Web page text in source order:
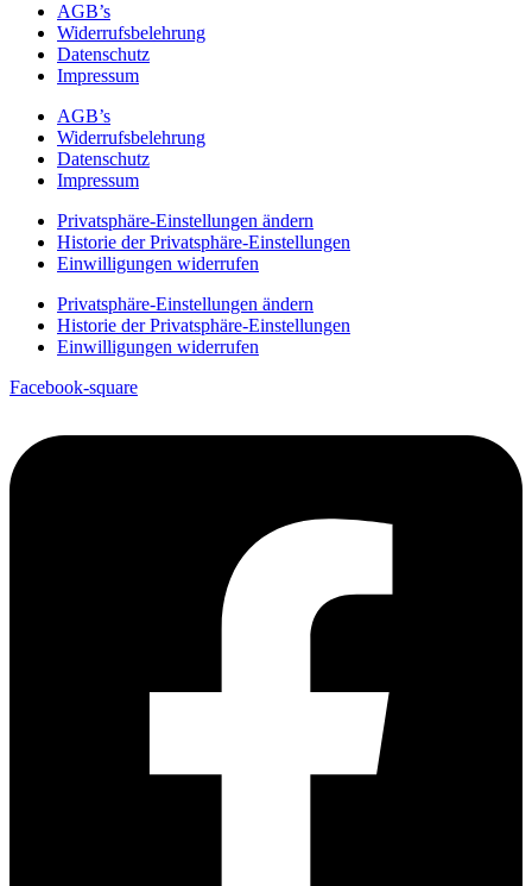
AGB’s
Widerrufsbelehrung
Datenschutz
Impressum
AGB’s
Widerrufsbelehrung
Datenschutz
Impressum
Privatsphäre-Einstellungen ändern
Historie der Privatsphäre-Einstellungen
Einwilligungen widerrufen
Privatsphäre-Einstellungen ändern
Historie der Privatsphäre-Einstellungen
Einwilligungen widerrufen
Facebook-square